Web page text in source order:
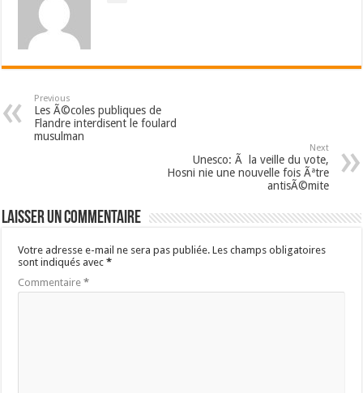
Previous
Les Ã©coles publiques de
Flandre interdisent le foulard
musulman
Next
Unesco: Ã la veille du vote,
Hosni nie une nouvelle fois Ãªtre
antisÃ©mite
Laisser un commentaire
Votre adresse e-mail ne sera pas publiée. Les champs obligatoires
sont indiqués avec*
Commentaire*